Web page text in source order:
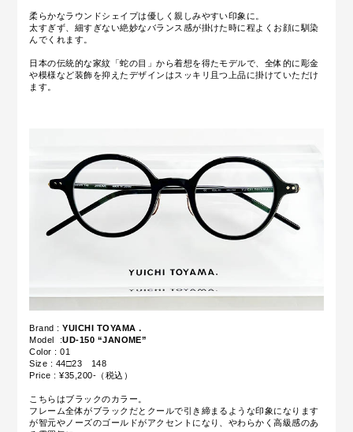
柔らかなラウンドシェイプは優しく親しみやすい印象に。
太すぎず、細すぎない絶妙なバランス感が掛けた時に程よくお顔に馴染
んでくれます。
日本の伝統的な家紋「蛇の目」から着想を得たモデルで、全体的に彫金
や模様など装飾を抑えたデザインはスッキリ且つ上品に掛けていただけ
ます。
Brand :YUICHI TOYAMA．
Model :UD-150 “JANOME”
Color : 01
Size : 44□23 148
Price : ¥35,200-（税込）
こちらはブラックのカラー。
フレーム全体がブラックだとクールで引き締まるような印象になります
が智元やノーズのゴールドがアクセントになり、やわらかく高級感のあ